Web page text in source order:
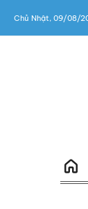
Chủ Nhật, 09/08/